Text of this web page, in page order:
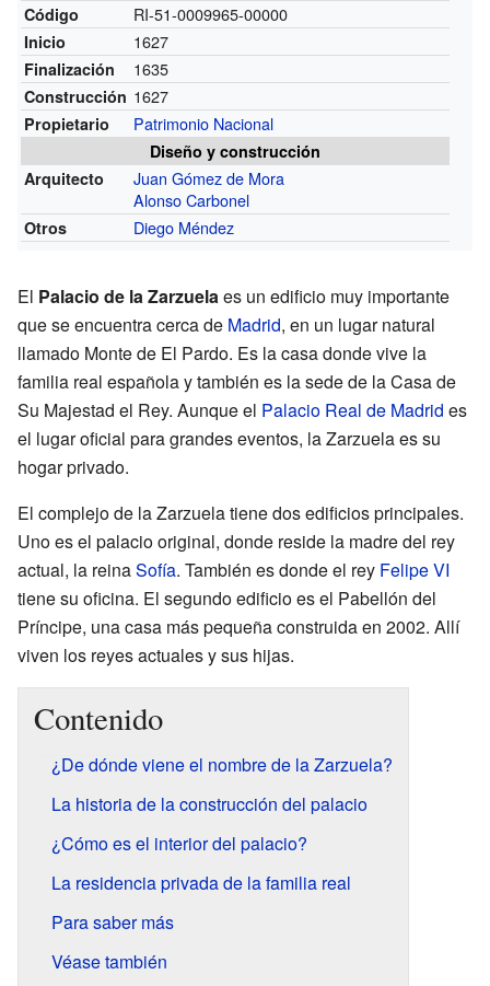
Código RI-51-0009965-00000
Inicio 1627
Finalización 1635
Construcción 1627
Propietario Patrimonio Nacional
Diseño y construcción
Arquitecto
Juan Gómez de Mora
Alonso Carbonel
Otros Diego Méndez
El Palacio de la Zarzuelaes un edificio muy importante
que se encuentra cerca de Madrid, en un lugar natural
llamado Monte de El Pardo. Es la casa donde vive la
familia real española y también es la sede de la Casa de
Su Majestad el Rey. Aunque el Palacio Real de Madrid es
el lugar oficial para grandes eventos, la Zarzuela es su
hogar privado.
El complejo de la Zarzuela tiene dos edificios principales.
Uno es el palacio original, donde reside la madre del rey
actual, la reinaSofía. También es donde el rey Felipe VI
tiene su oficina. El segundo edificio es el Pabellón del
Príncipe, una casa más pequeña construida en 2002. Allí
viven los reyes actuales y sus hijas.
Contenido
¿De dónde viene el nombre de la Zarzuela?
La historia de la construcción del palacio
¿Cómo es el interior del palacio?
La residencia privada de la familia real
Para saber más
Véase también